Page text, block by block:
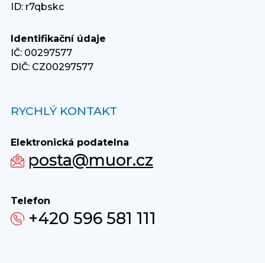
ID: r7qbskc
Identifikační údaje
IČ: 00297577
DIČ: CZ00297577
RYCHLÝ KONTAKT
Elektronická podatelna
posta@muor.cz
Telefon
+420 596 581 111